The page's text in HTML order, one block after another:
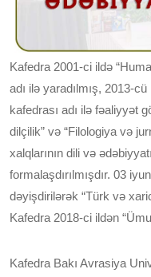
Kafedra 2001-ci ildə
adı ilə yaradılmış, 2013-
kafedrası adı ilə fəaliyyət
dilçilik” və “Filologiya və
xalqlarının dili və
formalaşdırılmışdır. 03
dəyişdirilərək “Türk və
Kafedra 2018-ci ildən
Kafedra Bakı Avrasiya